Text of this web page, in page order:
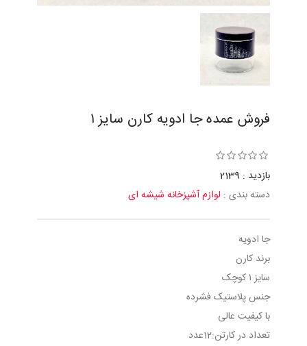
فروش عمده جا ادویه کارن سايز ١
بازدید : 2139
دسته بندی : لوازم آشپزخانه شیشه ای
جا ادويه
برند کارن
سايز ١ کوچک
جنس پلاستیک فشرده
با کیفیت عالی
تعداد در کارتن:12عدد